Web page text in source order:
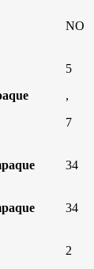
NO
5
,
7
34
34
2